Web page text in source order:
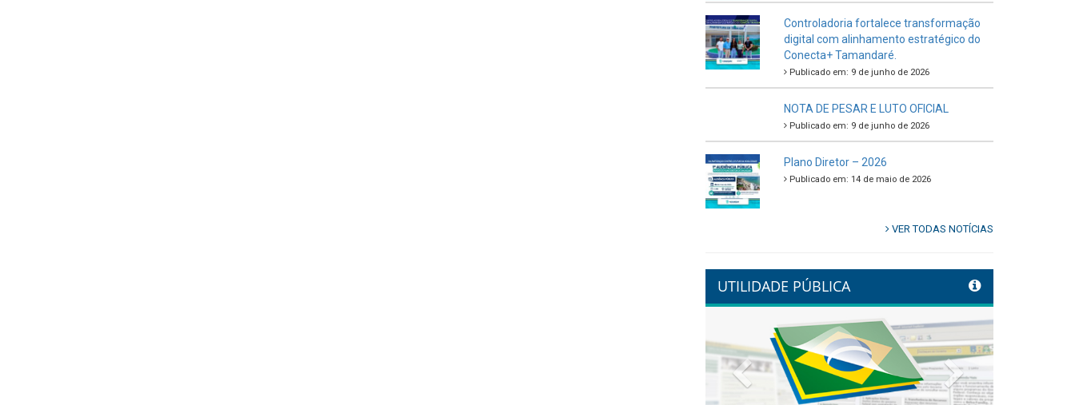
Controladoria fortalece transformação
digital com alinhamento estratégico do
Conecta+ Tamandaré.
Publicado em: 9 de junho de 2026
NOTA DE PESAR E LUTO OFICIAL
Publicado em: 9 de junho de 2026
Plano Diretor – 2026
Publicado em: 14 de maio de 2026
VER TODAS NOTÍCIAS
UTILIDADE PÚBLICA
Previous Next